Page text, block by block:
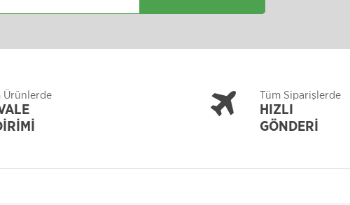
Ürünlerde Tüm Siparişlerde
HIZLI
GÖNDERİ